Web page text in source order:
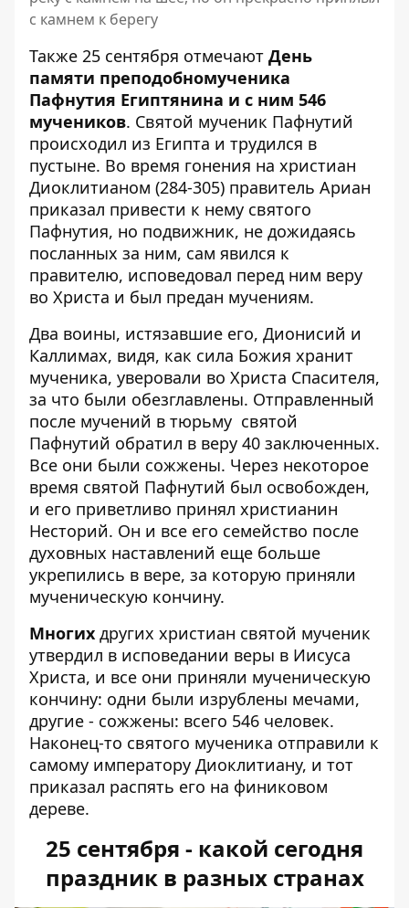
с камнем к берегу
Также 25 сентября отмечают День
памяти преподобномученика
Пафнутия Египтянина и с ним 546
мучеников. Святой мученик Пафнутий
происходил из Египта и трудился в
пустыне. Во время гонения на христиан
Диоклитианом (284-305) правитель Ариан
приказал привести к нему святого
Пафнутия, но подвижник, не дожидаясь
посланных за ним, сам явился к
правителю, исповедовал перед ним веру
во Христа и был предан мучениям.
Два воины, истязавшие его, Дионисий и
Каллимах, видя, как сила Божия хранит
мученика, уверовали во Христа Спасителя,
за что были обезглавлены. Отправленный
после мучений в тюрьму святой
Пафнутий обратил в веру 40 заключенных.
Все они были сожжены. Через некоторое
время святой Пафнутий был освобожден,
и его приветливо принял христианин
Несторий. Он и все его семейство после
духовных наставлений еще больше
укрепились в вере, за которую приняли
мученическую кончину.
Многих других христиан святой мученик
утвердил в исповедании веры в Иисуса
Христа, и все они приняли мученическую
кончину: одни были изрублены мечами,
другие - сожжены: всего 546 человек.
Наконец-то святого мученика отправили к
самому императору Диоклитиану, и тот
приказал распять его на финиковом
дереве.
25 сентября - какой сегодня
праздник в разных странах